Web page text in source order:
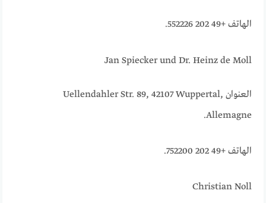
الهاتف +49 202 552226.
Jan Spiecker und Dr. Heinz de Moll
العنوان Uellendahler Str. 89, 42107 Wuppertal,
Allemagne.
الهاتف +49 202 752200.
Christian Noll